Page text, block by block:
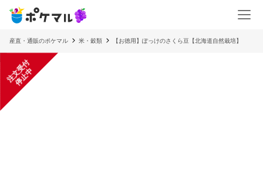
産直・通販のポケマル 米・穀類 【お徳用】ぽっけのさくら豆【北海道自然栽培】
注
文
受
付
停
止
中